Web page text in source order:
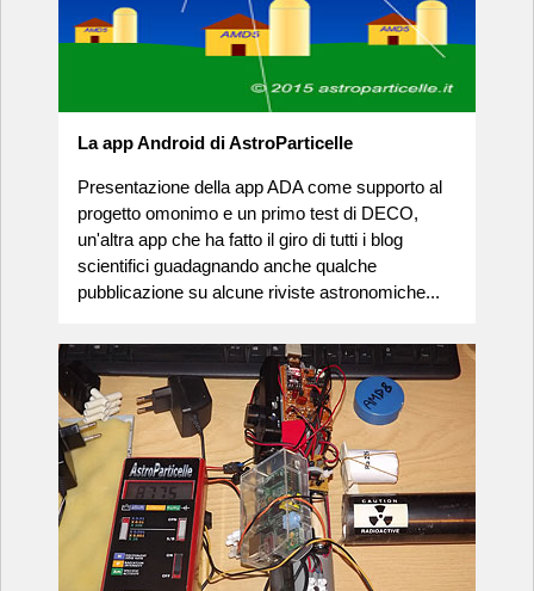
La app Android di AstroParticelle
Presentazione della app ADA come supporto al
progetto omonimo e un primo test di DECO,
un'altra app che ha fatto il giro di tutti i blog
scientifici guadagnando anche qualche
pubblicazione su alcune riviste astronomiche...